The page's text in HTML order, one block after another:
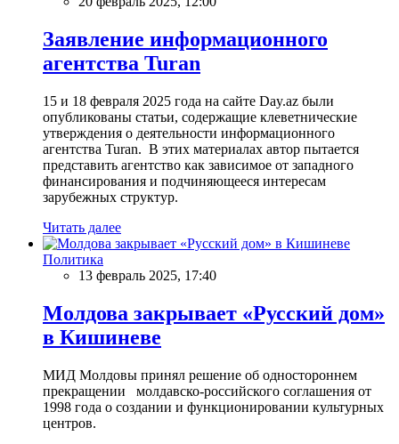
Заявление информационного
агентства Turan
15 и 18 февраля 2025 года на сайте Day.az были
опубликованы статьи, содержащие клеветнические
утверждения о деятельности информационного
агентства Turan. В этих материалах автор пытается
представить агентство как зависимое от западного
финансирования и подчиняющееся интересам
зарубежных структур.
Читать далее
Политика
13 февраль 2025, 17:40
Молдова закрывает «Русский дом»
в Кишиневе
МИД Молдовы принял решение об одностороннем
прекращении молдавско-российского соглашения от
1998 года о создании и функционировании культурных
центров.